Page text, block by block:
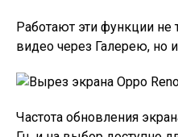
Работают эти функции
видео через Галерею, но
Частота обновления